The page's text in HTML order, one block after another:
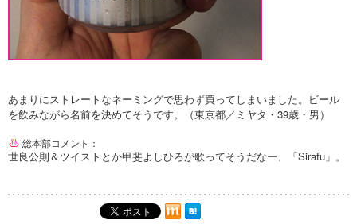
あまりにストレートなネーミングで思わず買ってしまいました。ビール
を飲みながら名前を決めてそうです。（東京都／ミヤタ・39歳・男）
総本部コメント：
世良公則＆ツイストとか甲斐よしひろが歌ってそうだなー、「Sirafu」。